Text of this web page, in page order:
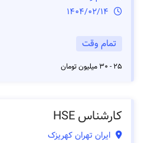
تمام وقت
کارشناس HSE
ایران تهران کهریزک